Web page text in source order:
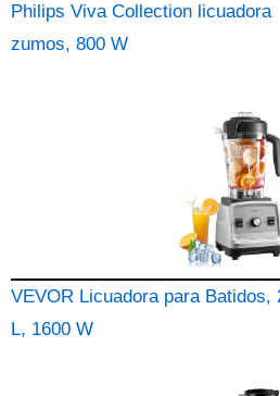
Philips Viva Collection licuadora
zumos, 800 W
VEVOR Licuadora para Batidos,
L, 1600 W